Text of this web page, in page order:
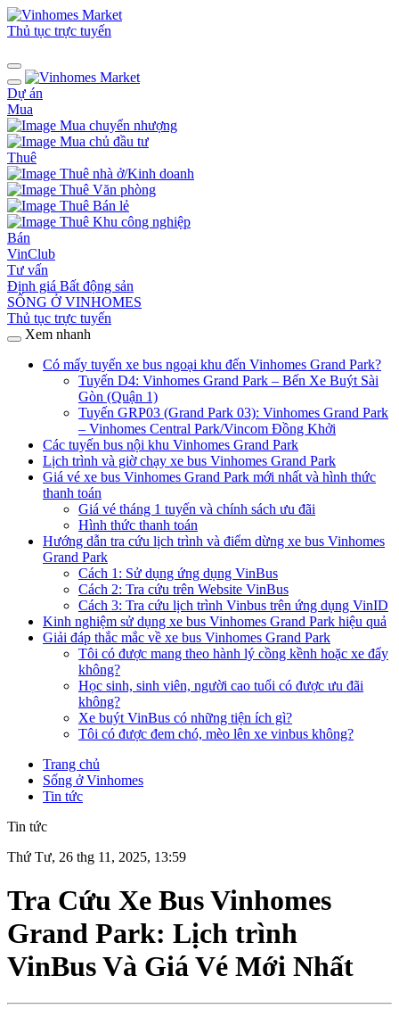
Thủ tục trực tuyến
Dự án
Mua
Mua chuyển nhượng
Mua chủ đầu tư
Thuê
Thuê nhà ở/Kinh doanh
Thuê Văn phòng
Thuê Bán lẻ
Thuê Khu công nghiệp
Bán
VinClub
Tư vấn
Định giá Bất động sản
SỐNG Ở VINHOMES
Thủ tục trực tuyến
Xem nhanh
Có mấy tuyến xe bus ngoại khu đến Vinhomes Grand Park?
Tuyến D4: Vinhomes Grand Park – Bến Xe Buýt Sài
Gòn (Quận 1)
Tuyến GRP03 (Grand Park 03): Vinhomes Grand Park
– Vinhomes Central Park/Vincom Đồng Khởi
Các tuyến bus nội khu Vinhomes Grand Park
Lịch trình và giờ chạy xe bus Vinhomes Grand Park
Giá vé xe bus Vinhomes Grand Park mới nhất và hình thức
thanh toán
Giá vé tháng 1 tuyến và chính sách ưu đãi
Hình thức thanh toán
Hướng dẫn tra cứu lịch trình và điểm dừng xe bus Vinhomes
Grand Park
Cách 1: Sử dụng ứng dụng VinBus
Cách 2: Tra cứu trên Website VinBus
Cách 3: Tra cứu lịch trình Vinbus trên ứng dụng VinID
Kinh nghiệm sử dụng xe bus Vinhomes Grand Park hiệu quả
Giải đáp thắc mắc về xe bus Vinhomes Grand Park
Tôi có được mang theo hành lý cồng kềnh hoặc xe đẩy
không?
Học sinh, sinh viên, người cao tuổi có được ưu đãi
không?
Xe buýt VinBus có những tiện ích gì?
Tôi có được đem chó, mèo lên xe vinbus không?
Trang chủ
Sống ở Vinhomes
Tin tức
Tin tức
Thứ Tư, 26 thg 11, 2025, 13:59
Tra Cứu Xe Bus Vinhomes
Grand Park: Lịch trình
VinBus Và Giá Vé Mới Nhất